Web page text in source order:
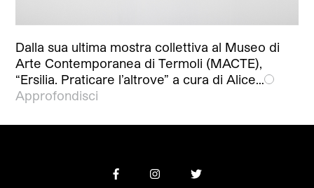
Dalla sua ultima mostra collettiva al Museo di
Arte Contemporanea di Termoli (MACTE),
“Ersilia. Praticare l’altrove” a cura di Alice…
Approfondisci